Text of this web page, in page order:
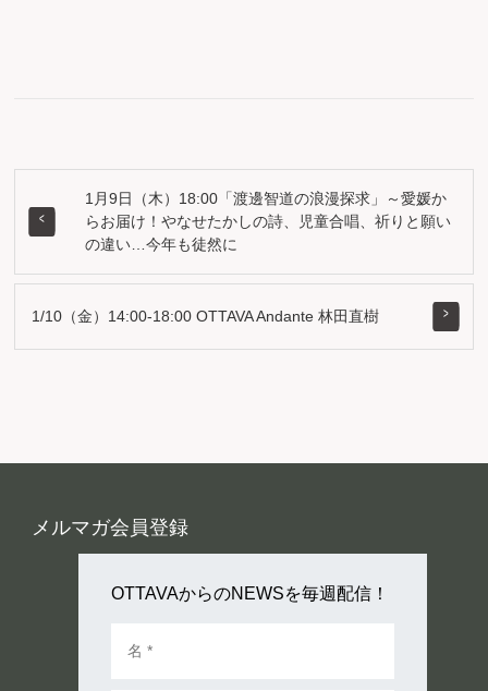
1月9日（木）18:00「渡邊智道の浪漫探求」～愛媛か
らお届け！やなせたかしの詩、児童合唱、祈りと願い
の違い…今年も徒然に
1/10（金）14:00-18:00 OTTAVA Andante 林田直樹
メルマガ会員登録
OTTAVAからのNEWSを毎週配信！